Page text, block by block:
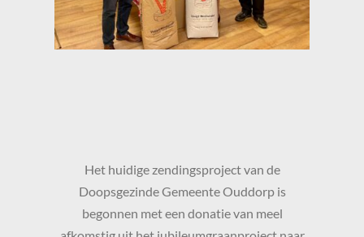
Het huidige zendingsproject van de
Doopsgezinde Gemeente Ouddorp is
begonnen met een donatie van meel